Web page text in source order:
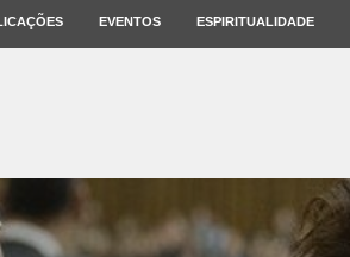
EVENTOS ESPIRITUALIDADE